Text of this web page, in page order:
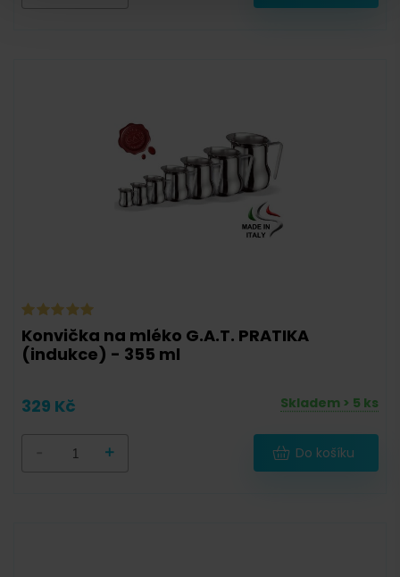
Konvička na mléko G.A.T. PRATIKA
(indukce) - 355 ml
329 Kč Skladem > 5 ks
+ Do košíku